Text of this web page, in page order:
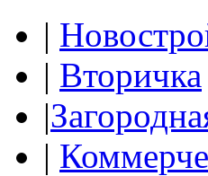
|
| Вторичка
|
|